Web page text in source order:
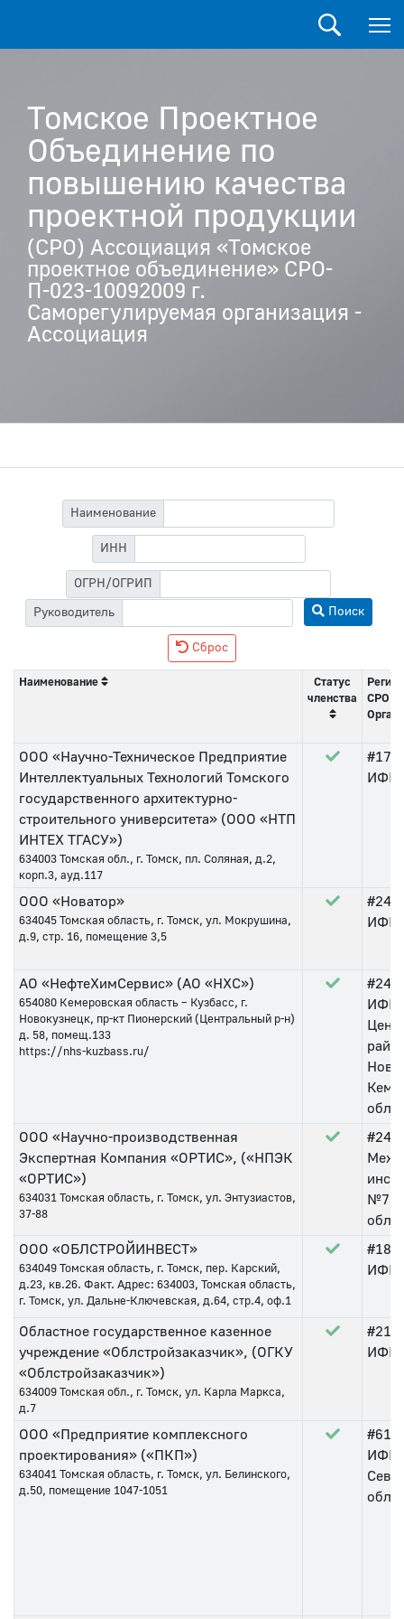
Томское Проектное
Объединение по
повышению качества
проектной продукции
(СРО) Ассоциация «Томское
проектное объединение» СРО-
П-023-10092009 г.
Саморегулируемая организация -
Ассоциация
Наименование
ИНН
ОГРН/ОГРИП
Руководитель
Поиск
Сброс
Наименование
Статус
членства
СРО
Орган
ООО «Научно-Техническое Предприятие
Интеллектуальных Технологий Томского
государственного архитектурно-
строительного университета» (ООО «НТП
ИНТЕХ ТГАСУ»)
634003 Томская обл., г. Томск, пл. Соляная, д.2,
корп.3, ауд.117
#174
ООО «Новатор»
634045 Томская область, г. Томск, ул. Мокрушина,
д.9, стр. 16, помещение 3,5
#242
АО «НефтеХимСервис» (АО «НХС»)
654080 Кемеровская область – Кузбасс, г.
Новокузнецк, пр-кт Пионерский (Центральный р-н)
д. 58, помещ.133
https://nhs-kuzbass.ru/
#249
ООО «Научно-производственная
Экспертная Компания «ОРТИС», («НПЭК
«ОРТИС»)
634031 Томская область, г. Томск, ул. Энтузиастов,
37-88
#248
№7
ООО «ОБЛСТРОЙИНВЕСТ»
634049 Томская область, г. Томск, пер. Карский,
д.23, кв.26. Факт. Адрес: 634003, Томская область,
г. Томск, ул. Дальне-Ключевская, д.64, стр.4, оф.1
#181
Областное государственное казенное
учреждение «Облстройзаказчик», (ОГКУ
«Облстройзаказчик»)
634009 Томская обл., г. Томск, ул. Карла Маркса,
д.7
#211
ООО «Предприятие комплексного
проектирования» («ПКП»)
634041 Томская область, г. Томск, ул. Белинского,
д.50, помещение 1047-1051
#61